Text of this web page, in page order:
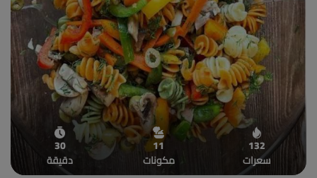
أعلن معنا(current)
132
سعرات
11
مكونات
30
دقيقة